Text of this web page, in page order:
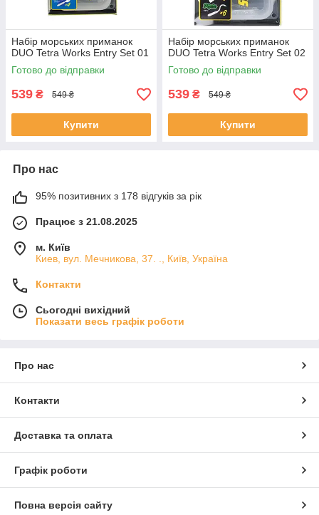
Набір морських приманок
DUO Tetra Works Entry Set 01
Готово до відправки
539 ₴ 549 ₴
Купити
Набір морських приманок
DUO Tetra Works Entry Set 02
Готово до відправки
539 ₴ 549 ₴
Купити
Про нас
95% позитивних з 178 відгуків за рік
Працює з 21.08.2025
м. Київ
Киев, вул. Мечникова, 37. ., Київ, Україна
Контакти
Сьогодні вихідний
Показати весь графік роботи
Про нас
Контакти
Доставка та оплата
Графік роботи
Повна версія сайту